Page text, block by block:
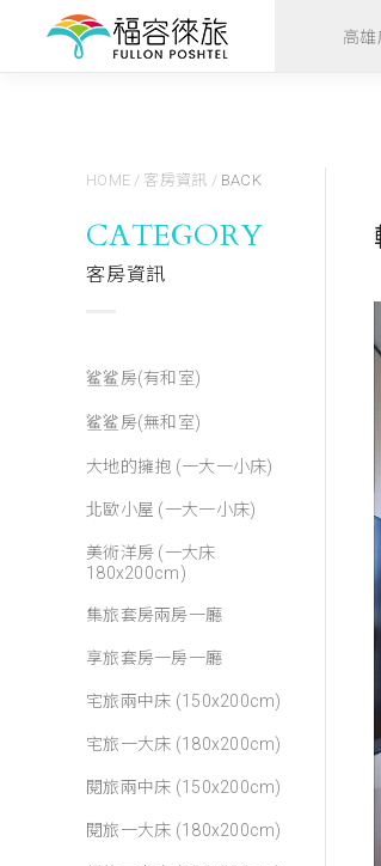
高雄
HOME / 客房資訊 / BACK
CATEGORY
客房資訊
鲨鲨房(有和室)
鲨鲨房(無和室)
大地的擁抱 (一大一小床)
北歐小屋 (一大一小床)
美術洋房 (一大床
180x200cm)
集旅套房兩房一廳
享旅套房一房一廳
宅旅兩中床 (150x200cm)
宅旅一大床 (180x200cm)
閱旅兩中床 (150x200cm)
閱旅一大床 (180x200cm)